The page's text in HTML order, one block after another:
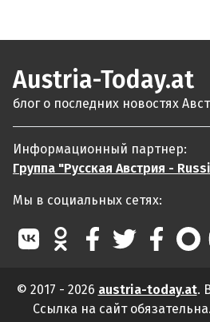
Austria-Today.at
блог о последних новостях
Информационный партнер:
Группа "Русская Австрия -
Мы в социальных сетях:
© 2017 - 2026 austria-today.at.
Ссылка на сайт